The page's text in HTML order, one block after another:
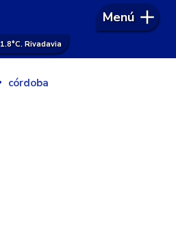
1.8°C. Rivadavia
Menú
córdoba